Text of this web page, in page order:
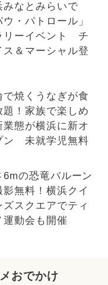
みなとみらいで
ウ・パトロール」
リーイベント チ
ス＆マーシャル登
で焼くうなぎが食
題！家族で楽しめ
業態が横浜に新オ
ン 未就学児無料
6mの恐竜バルーン
影無料！横浜クイ
ズスクエアでティ
運動会も開催
おでかけ